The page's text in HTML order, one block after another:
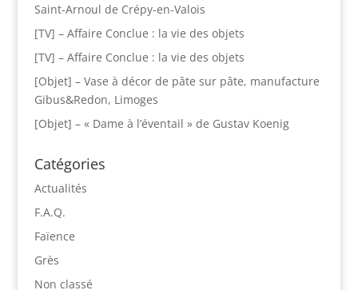
Saint-Arnoul de Crépy-en-Valois
[TV] – Affaire Conclue : la vie des objets
[TV] – Affaire Conclue : la vie des objets
[Objet] – Vase à décor de pâte sur pâte, manufacture
Gibus&Redon, Limoges
[Objet] – « Dame à l’éventail » de Gustav Koenig
Catégories
Actualités
F.A.Q.
Faïence
Grès
Non classé